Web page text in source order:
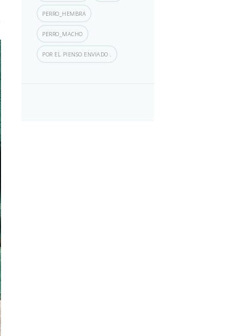
PERRO_HEMBRA
PERRO_MACHO
POR EL PIENSO ENVIADO .